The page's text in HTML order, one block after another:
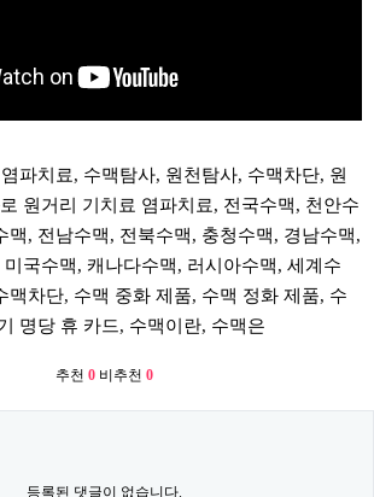
파치료, 수맥탐사, 원천탐사, 수맥차단, 원
원거리 기치료 염파치료, 전국수맥, 천안수
맥, 전남수맥, 전북수맥, 충청수맥, 경남수맥,
국수맥, 캐나다수맥, 러시아수맥, 세계수
맥차단, 수맥 중화 제품, 수맥 정화 제품, 수
명당 휴 카드, 수맥이란, 수맥은
추천 0 비추천 0
등록된 댓글이 없습니다.